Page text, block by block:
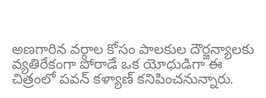
అణగారిన వర్గాల కోసం పాలకుల దౌర్జన్యాలకు
వ్యతిరేకంగా పోరాడే ఒక యోధుడిగా ఈ
చిత్రంలో పవన్ కళ్యాణ్ కనిపించనున్నారు.